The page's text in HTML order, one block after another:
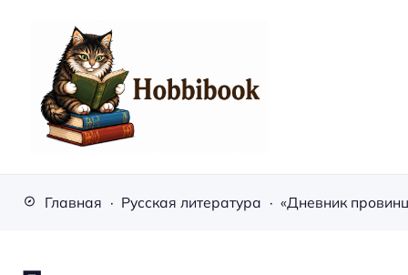
i
Главная Русская литература